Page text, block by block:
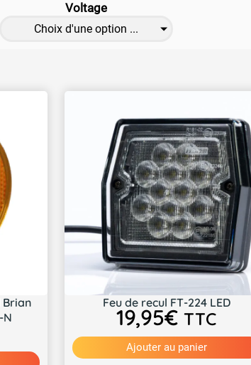
Voltage
Choix d'une option ...
N
Feu de recul FT-224 LED
19,95€ TTC
Ajouter au panier